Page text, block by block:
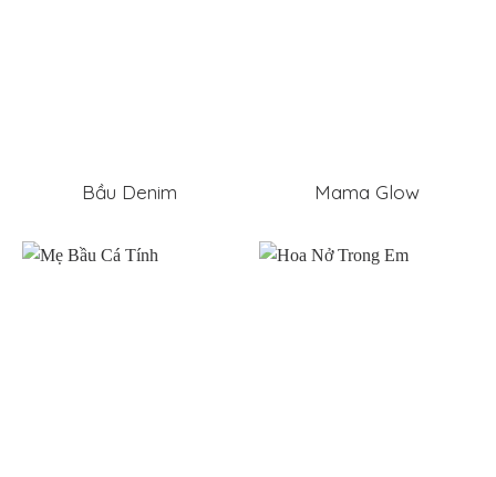
Bầu Denim Mama Glow